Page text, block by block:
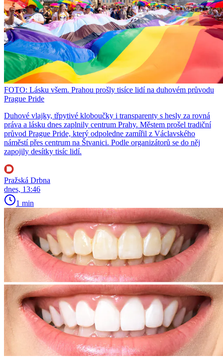
FOTO: Lásku všem. Prahou prošly tisíce lidí na duhovém průvodu
Prague Pride
Duhové vlajky, třpytivé kloboučky i transparenty s hesly za rovná
práva a lásku dnes zaplnily centrum Prahy. Městem prošel tradiční
průvod Prague Pride, který odpoledne zamířil z Václavského
náměstí přes centrum na Štvanici. Podle organizátorů se do něj
zapojily desítky tisíc lidí.
Pražská Drbna
dnes, 13:46
1 min